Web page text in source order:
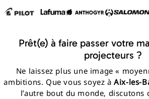
Prêt(e) à faire passer votre
projecteurs ?
Ne laissez plus une image «
ambitions. Que vous soyez àAix-les-
l’autre bout du monde, discutons